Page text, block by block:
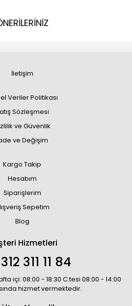
İletişim
Veriler Politikası
Sözleşmesi
ve Güvenlik
ve Değişim
Kargo Takip
Hesabım
Siparişlerim
Sepetim
Blog
Hizmetleri
311 11 84
içi: 08:00 - 18:30 C.tesi 08:00 - 14:00
hizmet vermektedir.